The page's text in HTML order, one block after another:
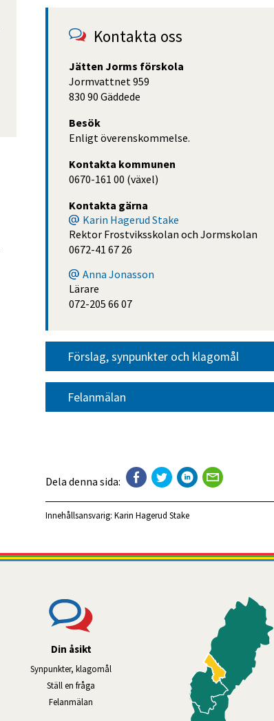
Kontakta oss
Jätten Jorms förskola
Jormvattnet 959
830 90 Gäddede
Besök
Enligt överenskommelse.
Kontakta kommunen
0670-161 00 (växel)
Kontakta gärna
Karin Hagerud Stake
Rektor Frostviksskolan och Jormskolan
0672-41 67 26
Anna Jonasson
Lärare
072-205 66 07
Förslag, synpunkter och klagomål
Felanmälan
Dela denna sida:
Innehållsansvarig: Karin Hagerud Stake
Din åsikt
Synpunkter, klagomål
Ställ en fråga
Felanmälan